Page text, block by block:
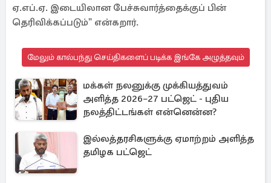
ஏ.எப்.ஏ. இடையிலான பேச்சுவார்த்தைக்குப் பின்
தெரிவிக்கப்படும்" என்கறார்.
மேலும் கால்பந்து செய்திகளைப் படிக்க இங்கே அழுத்தவும்
மக்கள் நலனுக்கு முக்கியத்துவம்
அளித்த 2026–27 பட்ஜெட் - புதிய
நலத்திட்டங்கள் என்னென்ன?
இல்லத்தரசிகளுக்கு ஏமாற்றம் அளித்த
தமிழக பட்ஜெட்